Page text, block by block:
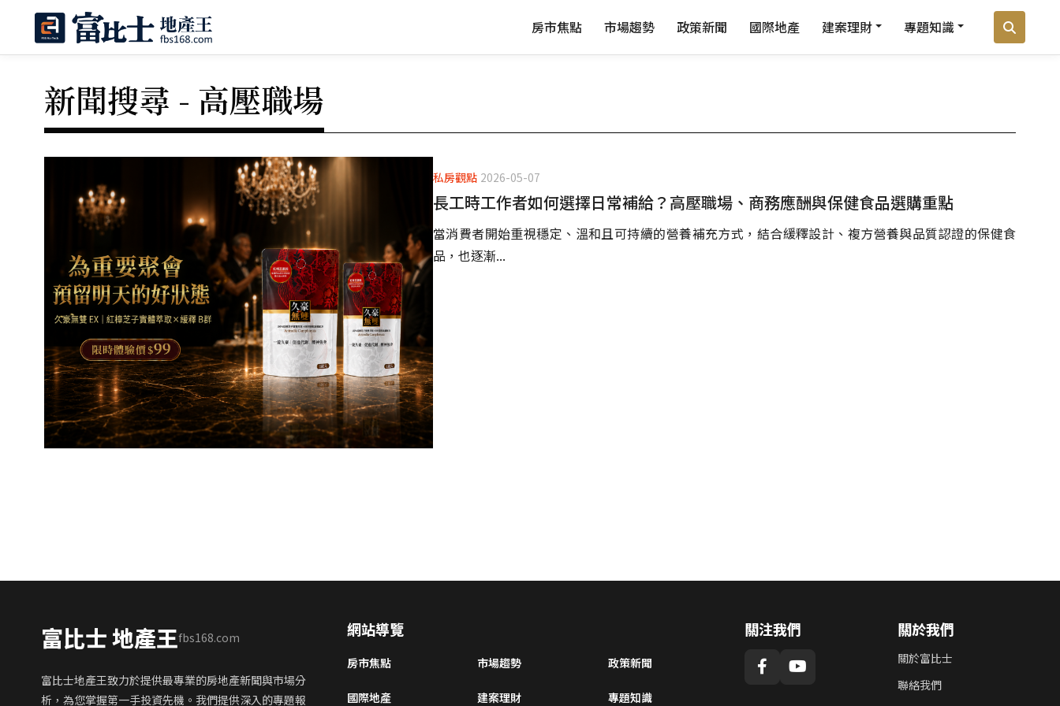
房市焦點 市場趨勢 政策新聞 國際地產 建案理財 專題知識
新聞搜尋 - 高壓職場
私房觀點 2026-05-07
長工時工作者如何選擇日常補給？高壓職場、商務應酬與保健食品選購重點
當消費者開始重視穩定、溫和且可持續的營養補充方式，結合緩釋設計、複方營養與品質認證的保健食
品，也逐漸...
富比士 地產王fbs168.com
富比士地產王致力於提供最專業的房地產新聞與市場分
析，為您掌握第一手投資先機。我們提供深入的專題報
網站導覽
房市焦點 市場趨勢 政策新聞
國際地產 建案理財 專題知識
關注我們 關於我們
關於富比士
聯絡我們